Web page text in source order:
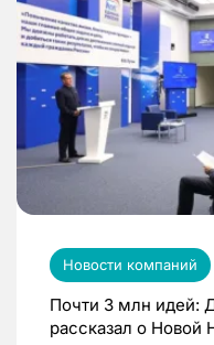
Новости компаний
Почти 3 млн идей:
рассказал о